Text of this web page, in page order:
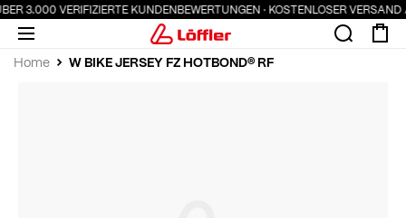
VERIFIZIERTE KUNDENBEWERTUNGEN · KOSTENLOSER VERSAND
Home W BIKE JERSEY FZ HOTBOND® RF